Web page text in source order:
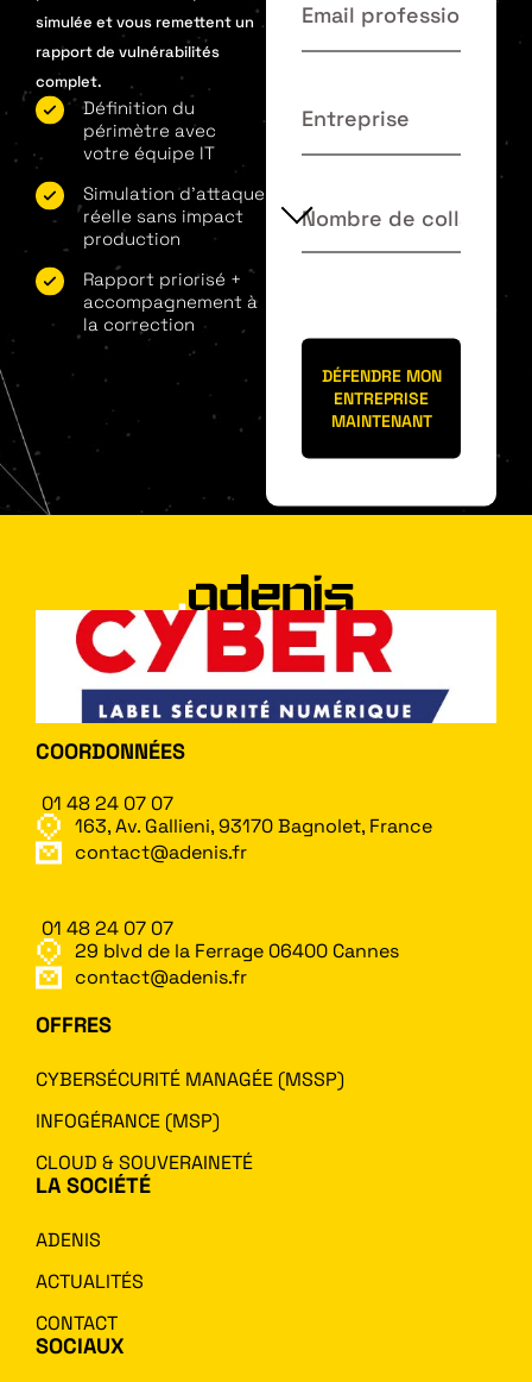
simulée et vous remettent un
rapport de vulnérabilités
complet.
Définition du
périmètre avec
votre équipe IT
Simulation d'attaque
réelle sans impact
production
Rapport priorisé +
accompagnement à
la correction
DÉFENDRE MON
ENTREPRISE
MAINTENANT
COORDONNÉES
01 48 24 07 07
163, Av. Gallieni, 93170 Bagnolet, France
contact@adenis.fr
01 48 24 07 07
29 blvd de la Ferrage 06400 Cannes
contact@adenis.fr
OFFRES
CYBERSÉCURITÉ MANAGÉE (MSSP)
INFOGÉRANCE (MSP)
CLOUD & SOUVERAINETÉ
LA SOCIÉTÉ
ADENIS
ACTUALITÉS
CONTACT
SOCIAUX